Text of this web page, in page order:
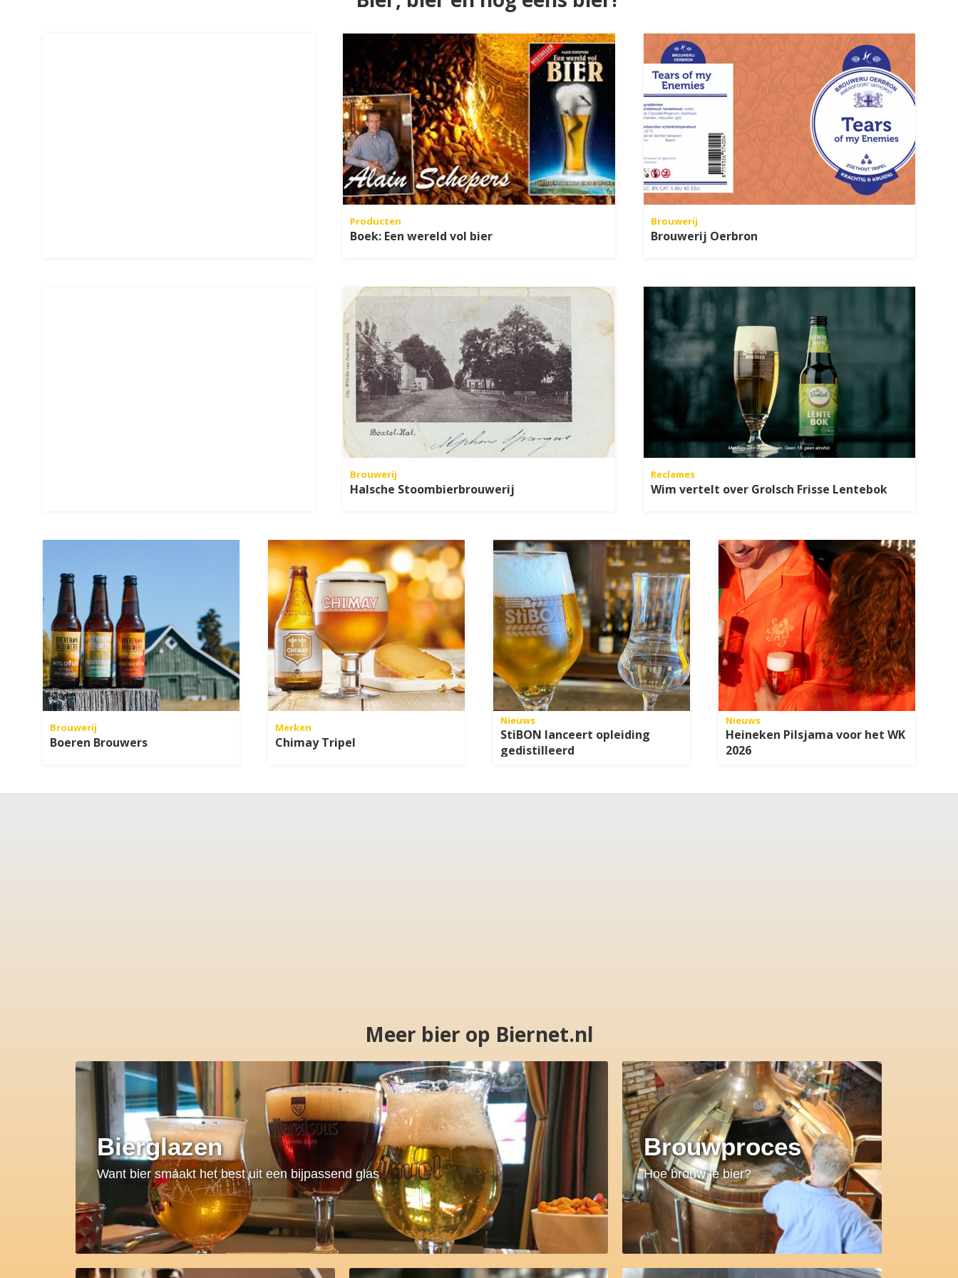
Producten
Boek: Een wereld vol bier
Brouwerij
Brouwerij Oerbron
Brouwerij
Halsche Stoombierbrouwerij
Reclames
Wim vertelt over Grolsch Frisse Lentebok
Brouwerij
Boeren Brouwers
Merken
Chimay Tripel
Nieuws
StiBON lanceert opleiding
gedistilleerd
Nieuws
Heineken Pilsjama voor het WK
2026
Meer bier op Biernet.nl
Bierglazen
Want bier smaakt het best uit een bijpassend glas
Brouwproces
Hoe brouw je bier?